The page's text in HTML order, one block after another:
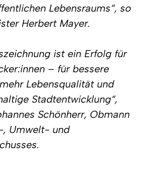
Lebensraums“, so
Herbert Mayer.
ist ein Erfolg für
– für bessere
Lebensqualität und
Stadtentwicklung“,
Schönherr, Obmann
, Umwelt- und